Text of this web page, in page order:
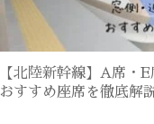
【北陸新幹線】A席・
おすすめ座席を徹底解